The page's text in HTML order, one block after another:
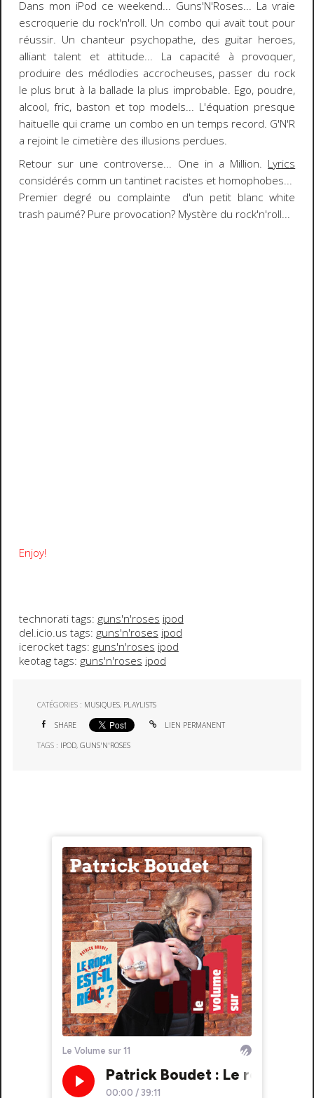
Dans mon iPod ce weekend... Guns'N'Roses... La vraie
escroquerie du rock'n'roll. Un combo qui avait tout pour
réussir. Un chanteur psychopathe, des guitar heroes,
alliant talent et attitude... La capacité à provoquer,
produire des médlodies accrocheuses, passer du rock
le plus brut à la ballade la plus improbable. Ego, poudre,
alcool, fric, baston et top models... L'équation presque
haituelle qui crame un combo en un temps record. G'N'R
a rejoint le cimetière des illusions perdues.
Retour sur une controverse... One in a Million. Lyrics
considérés comm un tantinet racistes et homophobes...
Premier degré ou complainte d'un petit blanc white
trash paumé? Pure provocation? Mystère du rock'n'roll...
Enjoy!
technorati tags: guns'n'roses ipod
del.icio.us tags: guns'n'roses ipod
icerocket tags: guns'n'roses ipod
keotag tags: guns'n'roses ipod
CATÉGORIES : MUSIQUES, PLAYLISTS
SHARE LIEN PERMANENT
TAGS : IPOD,GUNS'N'ROSES